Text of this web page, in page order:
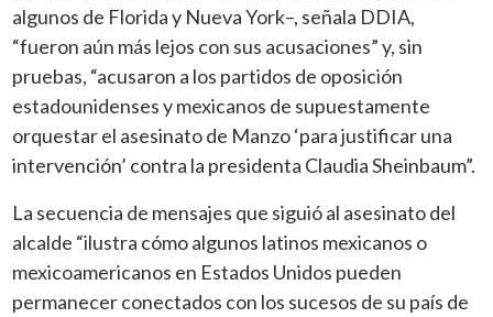
algunos de Florida y Nueva York–, señala DDIA,
“fueron aún más lejos con sus acusaciones” y, sin
pruebas, “acusaron a los partidos de oposición
estadounidenses y mexicanos de supuestamente
orquestar el asesinato de Manzo ‘para justificar una
intervención’ contra la presidenta Claudia Sheinbaum”.
La secuencia de mensajes que siguió al asesinato del
alcalde “ilustra cómo algunos latinos mexicanos o
mexicoamericanos en Estados Unidos pueden
permanecer conectados con los sucesos de su país de